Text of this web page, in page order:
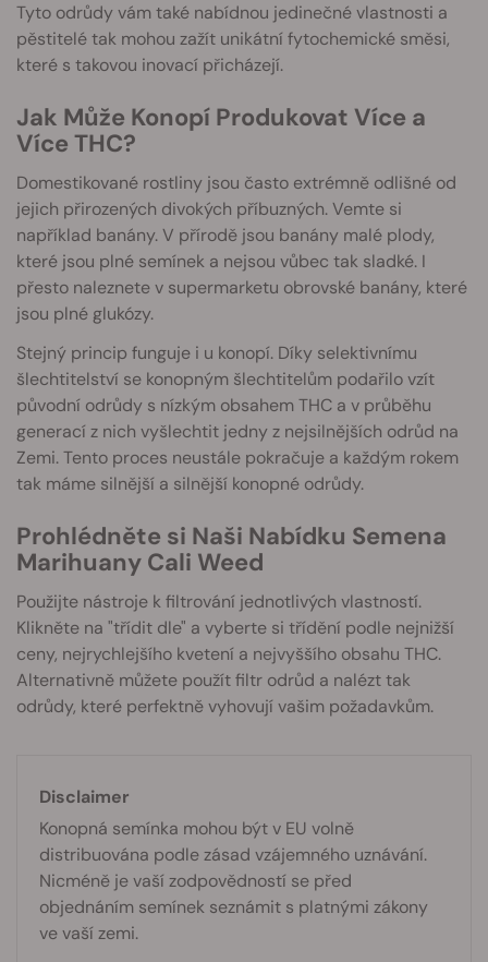
Tyto odrůdy vám také nabídnou jedinečné vlastnosti a
pěstitelé tak mohou zažít unikátní fytochemické směsi,
které s takovou inovací přicházejí.
Jak Může Konopí Produkovat Více a
Více THC?
Domestikované rostliny jsou často extrémně odlišné od
jejich přirozených divokých příbuzných. Vemte si
například banány. V přírodě jsou banány malé plody,
které jsou plné semínek a nejsou vůbec tak sladké. I
přesto naleznete v supermarketu obrovské banány, které
jsou plné glukózy.
Stejný princip funguje i u konopí. Díky selektivnímu
šlechtitelství se konopným šlechtitelům podařilo vzít
původní odrůdy s nízkým obsahem THC a v průběhu
generací z nich vyšlechtit jedny z nejsilnějších odrůd na
Zemi. Tento proces neustále pokračuje a každým rokem
tak máme silnější a silnější konopné odrůdy.
Prohlédněte si Naši Nabídku Semena
Marihuany Cali Weed
Použijte nástroje k filtrování jednotlivých vlastností.
Klikněte na "třídit dle" a vyberte si třídění podle nejnižší
ceny, nejrychlejšího kvetení a nejvyššího obsahu THC.
Alternativně můžete použít filtr odrůd a nalézt tak
odrůdy, které perfektně vyhovují vašim požadavkům.
Disclaimer
Konopná semínka mohou být v EU volně
distribuována podle zásad vzájemného uznávání.
Nicméně je vaší zodpovědností se před
objednáním semínek seznámit s platnými zákony
ve vaší zemi.